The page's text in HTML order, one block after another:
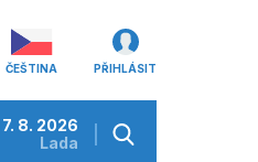
7. 8. 2026
Lada
ČEŠTINA PŘIHLÁSIT